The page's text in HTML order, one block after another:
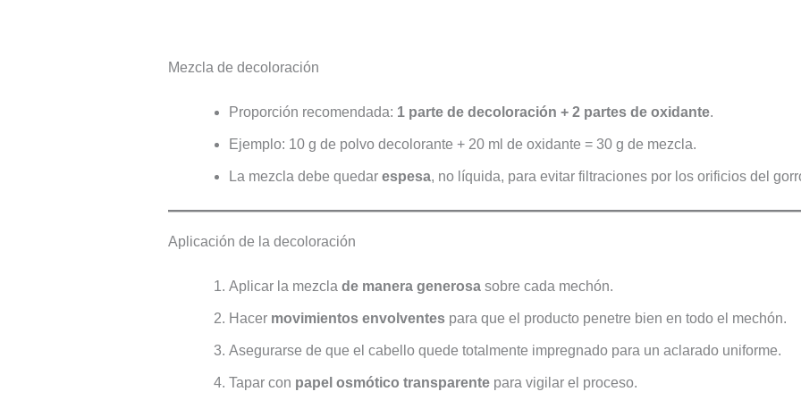
Mezcla de decoloración
Proporción recomendada: 1 parte de decoloración + 2 partes de oxidante.
Ejemplo: 10 g de polvo decolorante + 20 ml de oxidante = 30 g de mezcla.
La mezcla debe quedar espesa, no líquida, para evitar filtraciones por los orificios del
Aplicación de la decoloración
Aplicar la mezcla de manera generosa sobre cada mechón.
Hacer movimientos envolventes para que el producto penetre bien en todo el mechón.
Asegurarse de que el cabello quede totalmente impregnado para un aclarado uniforme.
Tapar con papel osmótico transparente para vigilar el proceso.